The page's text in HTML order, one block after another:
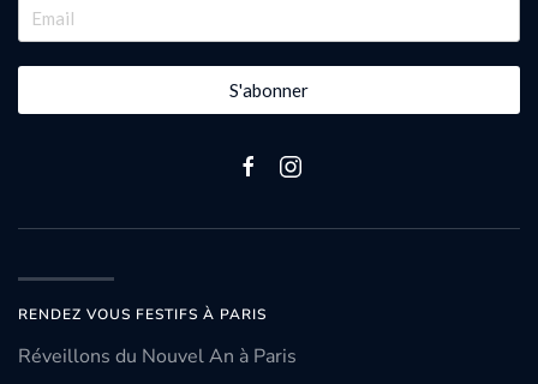
S'abonner
RENDEZ VOUS FESTIFS À PARIS
Réveillons du Nouvel An à Paris